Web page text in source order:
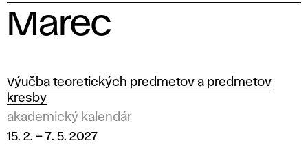
Marec
0
2
7
Výučba teoretických predmetov a predmetov
kresby
akademický kalendár
15. 2. – 7. 5. 2027